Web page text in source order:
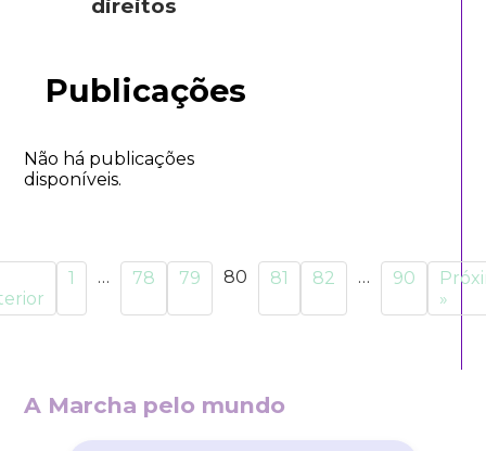
direitos
Publicações
Não há publicações
disponíveis.
1 … 78 79 80 81 82 … 90
»
A Marcha pelo mundo